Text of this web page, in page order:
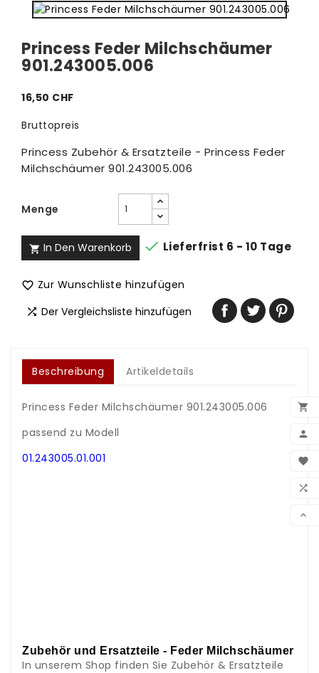





Princess Feder Milchschäumer
901.243005.006
16,50 CHF
Bruttopreis
Princess Zubehör & Ersatzteile - Princess Feder
Milchschäumer 901.243005.006
Menge
 In Den Warenkorb  Lieferfrist 6 - 10 Tage
 Zur Wunschliste hinzufügen
 Der Vergleichsliste hinzufügen
Beschreibung Artikeldetails
Princess Feder Milchschäumer 901.243005.006
passend zu Modell
01.243005.01.001
Zubehör und Ersatzteile - Feder Milchschäumer
In unserem Shop finden Sie Zubehör & Ersatzteile